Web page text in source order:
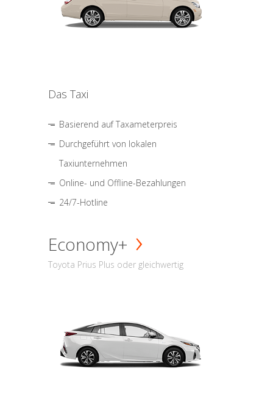
Das Taxi
Basierend auf Taxameterpreis
Durchgeführt von lokalen
Taxiunternehmen
Online- und Offline-Bezahlungen
24/7-Hotline
Economy+
Toyota Prius Plus oder gleichwertig